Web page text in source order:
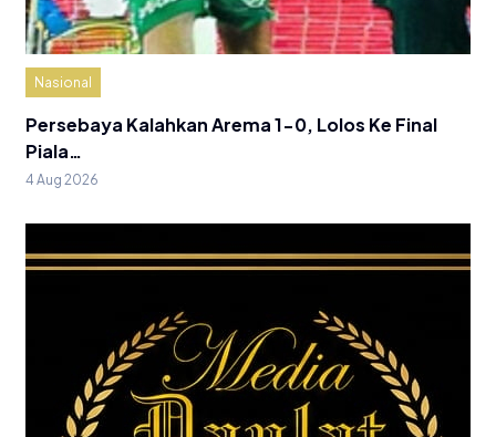
Nasional
Persebaya Kalahkan Arema 1-0, Lolos Ke Final
Piala…
4 Aug 2026